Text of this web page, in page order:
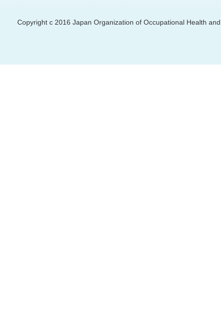
Copyright c 2016 Japan Organization of Occupational Health